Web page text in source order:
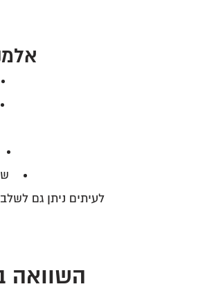
לעיתים ניתן גם
השוואה